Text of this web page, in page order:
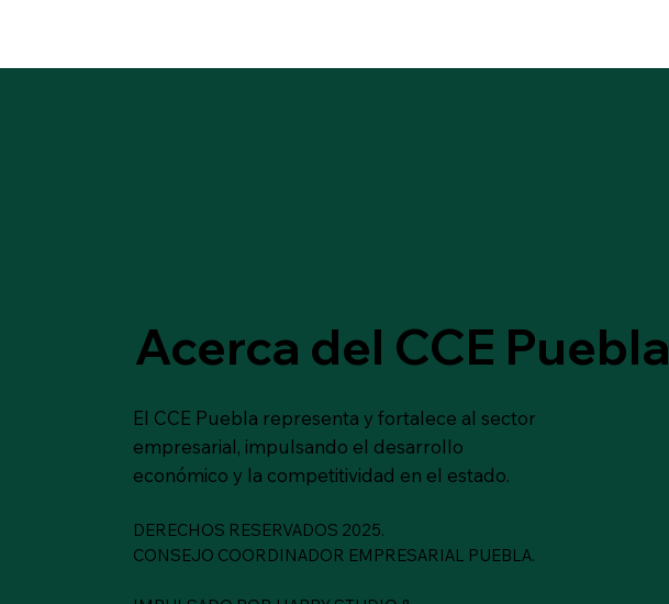
Acerca del CCE Puebla
El CCE Puebla representa y fortalece al sector
empresarial, impulsando el desarrollo
económico y la competitividad en el estado.
DERECHOS RESERVADOS 2025.
CONSEJO COORDINADOR EMPRESARIAL PUEBLA.